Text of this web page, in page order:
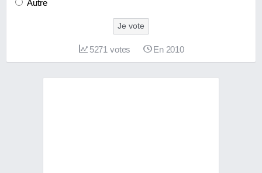
Autre
Je vote
5271 votes En 2010